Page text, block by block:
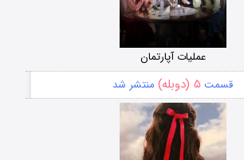
عملیات آپارتمان
قسمت ۵ (دوبله) منتشر شد